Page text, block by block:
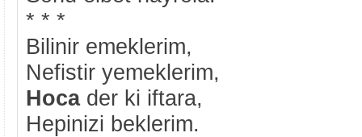
* * *
Bilinir emeklerim,
Nefistir yemeklerim,
Hoca der ki iftara,
Hepinizi beklerim.